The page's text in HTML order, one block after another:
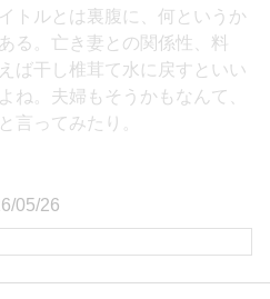
トルとは裏腹に、何というか
る。亡き妻との関係性、料
ば干し椎茸て水に戻すといい
ね。夫婦もそうかもなんて、
言ってみたり。
05/26